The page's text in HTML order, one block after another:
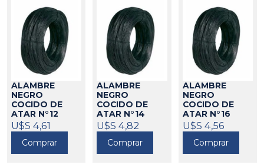
ALAMBRE
NEGRO
COCIDO DE
ATAR N°12
2.7MM (POR
KG)46038
U$S 4,61
Comprar
ALAMBRE
NEGRO
COCIDO DE
ATAR N°14
2MM (POR KG)
46002
U$S 4,82
Comprar
ALAMBRE
NEGRO
COCIDO DE
ATAR N°16
1.6MM (POR KG)
46003
U$S 4,56
Comprar